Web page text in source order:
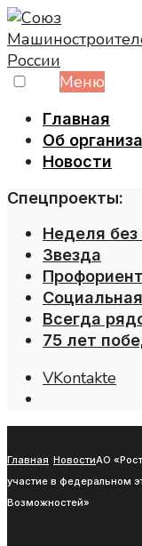
Skip
to
content
Меню
Главная
Об
Новости
Спецпроекты:
Неделя без
Звезда
Всегда
75 лет
VKontakte
Главная НовостиАО
участие в федеральном
Возможностей»